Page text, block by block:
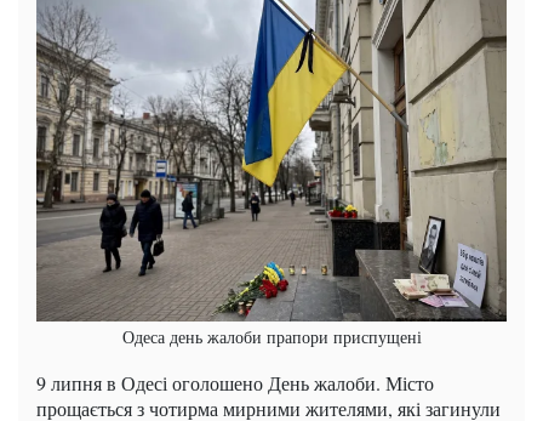
Одеса день жалоби прапори приспущені
9 липня в Одесі оголошено День жалоби. Місто
прощається з чотирма мирними жителями, які загинули